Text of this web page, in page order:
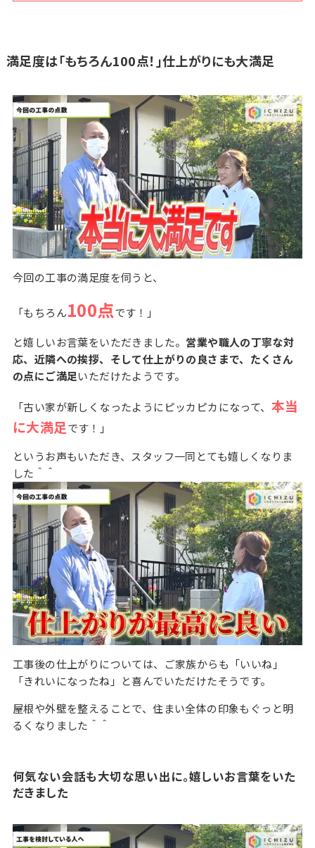
満足度は「もちろん100点！」仕上がりにも大満足
今回の工事の満足度を伺うと、
「もちろん100点です！」
と嬉しいお言葉をいただきました。 営業や職人の丁寧な対
応、近隣への挨拶、そして仕上がりの良さまで、たくさん
の点にご満足いただけたようです。
「古い家が新しくなったようにピッカピカになって、 本当
に大満足です！」
というお声もいただき、スタッフ一同とても嬉しくなりま
した＾＾
工事後の仕上がりについては、ご家族からも「いいね」
「きれいになったね」と喜んでいただけたそうです。
屋根や外壁を整えることで、住まい全体の印象もぐっと明
るくなりました＾＾
何気ない会話も大切な思い出に。嬉しいお言葉をいた
だきました